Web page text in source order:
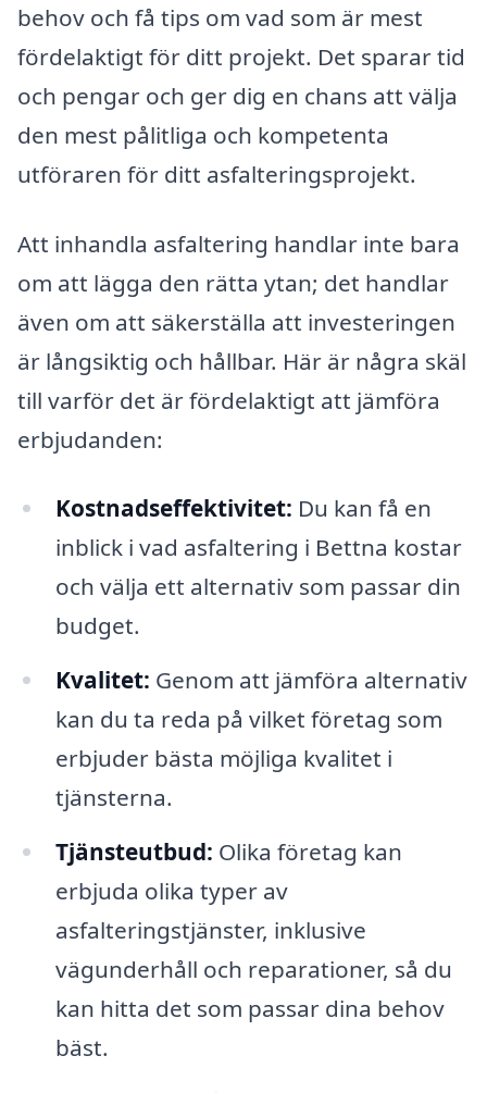
behov och få tips om vad som är mest
fördelaktigt för ditt projekt. Det sparar tid
och pengar och ger dig en chans att välja
den mest pålitliga och kompetenta
utföraren för ditt asfalteringsprojekt.
Att inhandla asfaltering handlar inte bara
om att lägga den rätta ytan; det handlar
även om att säkerställa att investeringen
är långsiktig och hållbar. Här är några skäl
till varför det är fördelaktigt att jämföra
erbjudanden:
Kostnadseffektivitet: Du kan få en
inblick i vad asfaltering i Bettna kostar
och välja ett alternativ som passar din
budget.
Kvalitet: Genom att jämföra alternativ
kan du ta reda på vilket företag som
erbjuder bästa möjliga kvalitet i
tjänsterna.
Tjänsteutbud: Olika företag kan
erbjuda olika typer av
asfalteringstjänster, inklusive
vägunderhåll och reparationer, så du
kan hitta det som passar dina behov
bäst.